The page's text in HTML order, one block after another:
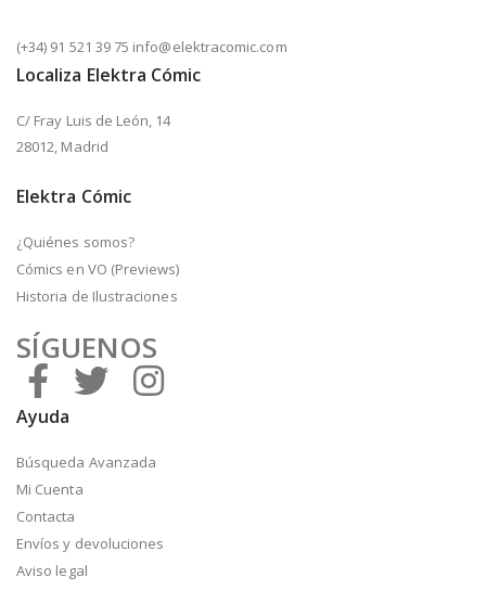
(+34) 91 521 39 75 info@elektracomic.com
Localiza Elektra Cómic
C/ Fray Luis de León, 14
28012, Madrid
Elektra Cómic
¿Quiénes somos?
Cómics en VO (Previews)
Historia de Ilustraciones
SÍGUENOS
Ayuda
Búsqueda Avanzada
Mi Cuenta
Contacta
Envíos y devoluciones
Aviso legal